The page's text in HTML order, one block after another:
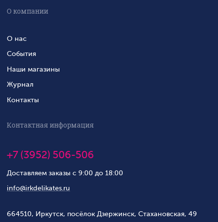
О компании
О нас
События
Наши магазины
Журнал
Контакты
Контактная информация
+7 (3952) 506-506
Доставляем заказы с 9:00 до 18:00
info@irkdelikates.ru
664510, Иркутск, посёлок Дзержинск, Стахановская, 49